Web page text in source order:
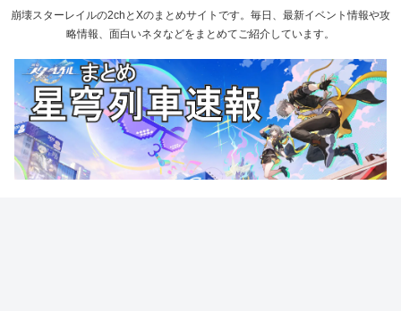
崩壊スターレイルの2chとXのまとめサイトです。毎日、最新イベント情報や攻
略情報、面白いネタなどをまとめてご紹介しています。